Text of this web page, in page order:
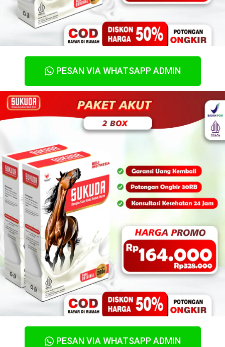
PESAN VIA WHATSAPP ADMIN
PESAN VIA WHATSAPP ADMIN